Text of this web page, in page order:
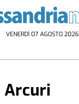
VENERDÌ 07 AGOSTO 2026
Arcuri